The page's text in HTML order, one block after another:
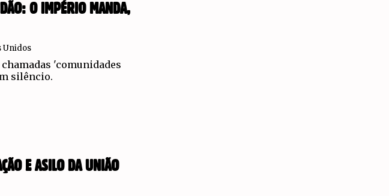
O IMPÉRIO MANDA,
Unidos
'comunidades
silêncio.
E ASILO DA UNIÃO